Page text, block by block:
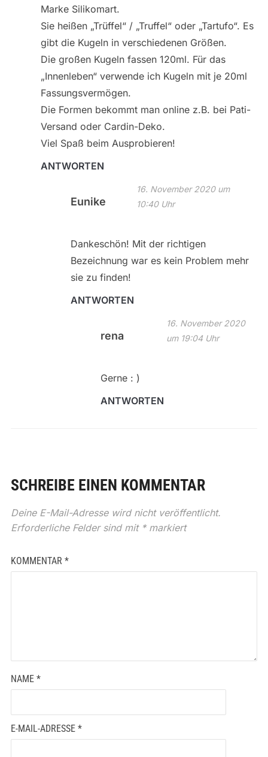
Marke Silikomart.
Sie heißen „Trüffel“ / „Truffel“ oder „Tartufo“. Es
gibt die Kugeln in verschiedenen Größen.
Die großen Kugeln fassen 120ml. Für das
„Innenleben“ verwende ich Kugeln mit je 20ml
Fassungsvermögen.
Die Formen bekommt man online z.B. bei Pati-
Versand oder Cardin-Deko.
Viel Spaß beim Ausprobieren!
ANTWORTEN
Eunike
16. November 2020 um
10:40 Uhr
Dankeschön! Mit der richtigen
Bezeichnung war es kein Problem mehr
sie zu finden!
ANTWORTEN
rena
16. November 2020
um 19:04 Uhr
Gerne : )
ANTWORTEN
SCHREIBE EINEN KOMMENTAR
Deine E-Mail-Adresse wird nicht veröffentlicht.
Erforderliche Felder sind mit *markiert
KOMMENTAR *
NAME *
E-MAIL-ADRESSE *